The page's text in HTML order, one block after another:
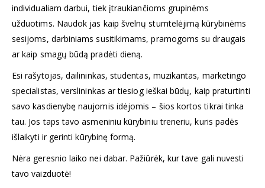
individualiam darbui, tiek įtraukiančioms grupinėms
užduotims. Naudok jas kaip švelnų stumtelėjimą kūrybinėms
sesijoms, darbiniams susitikimams, pramogoms su draugais
ar kaip smagų būdą pradėti dieną.
Esi rašytojas, dailininkas, studentas, muzikantas, marketingo
specialistas, verslininkas ar tiesiog ieškai būdų, kaip praturtinti
savo kasdienybę naujomis idėjomis – šios kortos tikrai tinka
tau. Jos taps tavo asmeniniu kūrybiniu treneriu, kuris padės
išlaikyti ir gerinti kūrybinę formą.
Nėra geresnio laiko nei dabar. Pažiūrėk, kur tave gali nuvesti
tavo vaizduotė!